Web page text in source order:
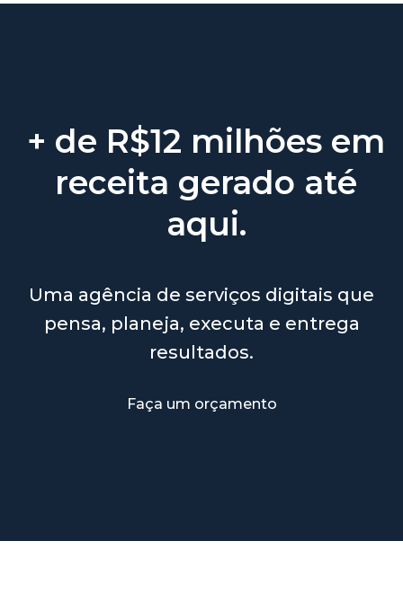
+ de R$12 milhões em
receita gerado até
aqui.
Uma agência de serviços digitais que
pensa, planeja, executa e entrega
resultados.
Faça um orçamento